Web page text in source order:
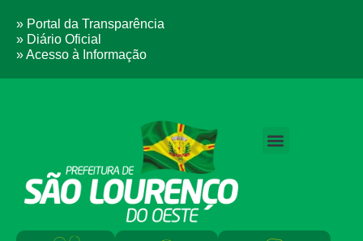
» Portal da Transparência
» Diário Oficial
» Acesso à Informação